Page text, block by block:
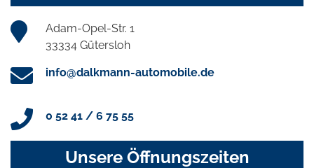
Adam-Opel-Str. 1
33334 Gütersloh
info@dalkmann-automobile.de
0 52 41 / 6 75 55
Unsere Öffnungszeiten